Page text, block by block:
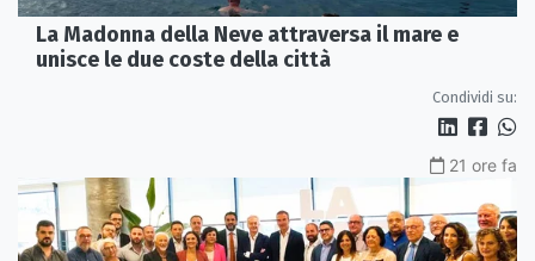
La Madonna della Neve attraversa il mare e
unisce le due coste della città
Condividi su:
21 ore fa